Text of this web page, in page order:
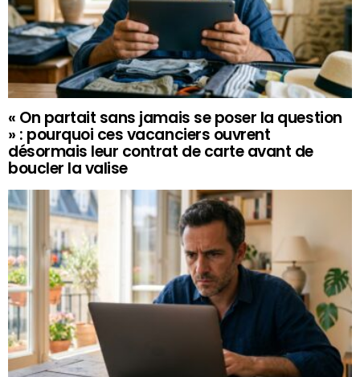
« On partait sans jamais se poser la question
» : pourquoi ces vacanciers ouvrent
désormais leur contrat de carte avant de
boucler la valise